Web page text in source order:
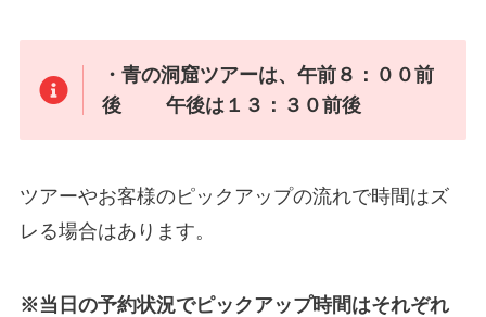
・青の洞窟ツアーは、午前８：００前
後 午後は１３：３０前後
ツアーやお客様のピックアップの流れで時間はズ
レる場合はあります。
※当日の予約状況でピックアップ時間はそれぞれ